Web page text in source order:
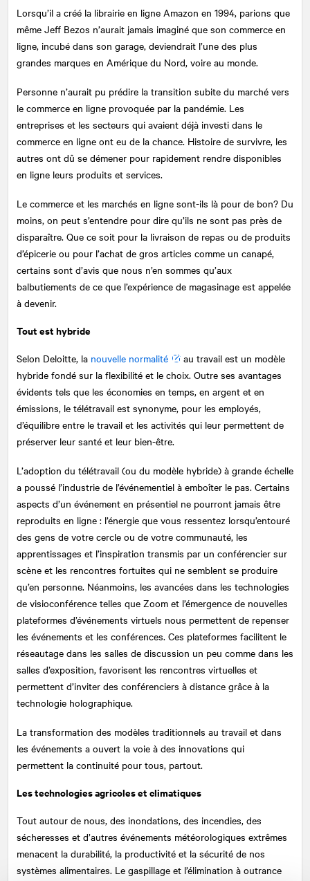
Lorsqu’il a créé la librairie en ligne Amazon en 1994, parions que
même Jeff Bezos n’aurait jamais imaginé que son commerce en
ligne, incubé dans son garage, deviendrait l’une des plus
grandes marques en Amérique du Nord, voire au monde.
Personne n’aurait pu prédire la transition subite du marché vers
le commerce en ligne provoquée par la pandémie. Les
entreprises et les secteurs qui avaient déjà investi dans le
commerce en ligne ont eu de la chance. Histoire de survivre, les
autres ont dû se démener pour rapidement rendre disponibles
en ligne leurs produits et services.
Le commerce et les marchés en ligne sont-ils là pour de bon? Du
moins, on peut s’entendre pour dire qu’ils ne sont pas près de
disparaître. Que ce soit pour la livraison de repas ou de produits
d’épicerie ou pour l’achat de gros articles comme un canapé,
certains sont d’avis que nous n’en sommes qu’aux
balbutiements de ce que l’expérience de magasinage est appelée
à devenir.
Tout est hybride
Selon Deloitte, la nouvelle normalité
au travail est un modèle
hybride fondé sur la flexibilité et le choix. Outre ses avantages
évidents tels que les économies en temps, en argent et en
émissions, le télétravail est synonyme, pour les employés,
d’équilibre entre le travail et les activités qui leur permettent de
préserver leur santé et leur bien-être.
L’adoption du télétravail (ou du modèle hybride) à grande échelle
a poussé l’industrie de l’événementiel à emboîter le pas. Certains
aspects d’un événement en présentiel ne pourront jamais être
reproduits en ligne : l’énergie que vous ressentez lorsqu’entouré
des gens de votre cercle ou de votre communauté, les
apprentissages et l’inspiration transmis par un conférencier sur
scène et les rencontres fortuites qui ne semblent se produire
qu’en personne. Néanmoins, les avancées dans les technologies
de visioconférence telles que Zoom et l’émergence de nouvelles
plateformes d’événements virtuels nous permettent de repenser
les événements et les conférences. Ces plateformes facilitent le
réseautage dans les salles de discussion un peu comme dans les
salles d’exposition, favorisent les rencontres virtuelles et
permettent d’inviter des conférenciers à distance grâce à la
technologie holographique.
La transformation des modèles traditionnels au travail et dans
les événements a ouvert la voie à des innovations qui
permettent la continuité pour tous, partout.
Les technologies agricoles et climatiques
Tout autour de nous, des inondations, des incendies, des
sécheresses et d’autres événements météorologiques extrêmes
menacent la durabilité, la productivité et la sécurité de nos
systèmes alimentaires. Le gaspillage et l’élimination à outrance